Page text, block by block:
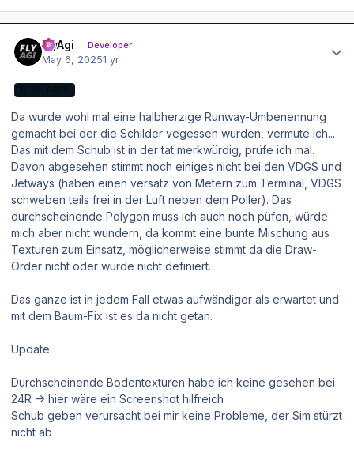
FlyAgi Developer
May 6, 20251 yr
Da wurde wohl mal eine halbherzige Runway-Umbenennung
gemacht bei der die Schilder vegessen wurden, vermute ich...
Das mit dem Schub ist in der tat merkwürdig, prüfe ich mal.
Davon abgesehen stimmt noch einiges nicht bei den VDGS und
Jetways (haben einen versatz von Metern zum Terminal, VDGS
schweben teils frei in der Luft neben dem Poller). Das
durchscheinende Polygon muss ich auch noch püfen, würde
mich aber nicht wundern, da kommt eine bunte Mischung aus
Texturen zum Einsatz, möglicherweise stimmt da die Draw-
Order nicht oder wurde nicht definiert.
Das ganze ist in jedem Fall etwas aufwändiger als erwartet und
mit dem Baum-Fix ist es da nicht getan.
Update:
Durchscheinende Bodentexturen habe ich keine gesehen bei
24R -> hier wäre ein Screenshot hilfreich
Schub geben verursacht bei mir keine Probleme, der Sim stürzt
nicht ab